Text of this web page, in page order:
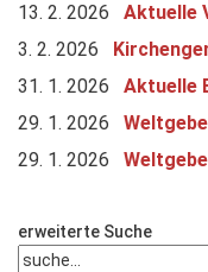
13. 2. 2026 Aktuelle
3. 2. 2026
31. 1. 2026 Aktuelle
29. 1. 2026
29. 1. 2026
erweiterte Suche